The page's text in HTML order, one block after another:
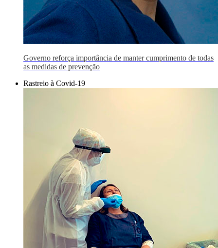
Governo reforça importância de manter cumprimento de todas
as medidas de prevenção
Rastreio à Covid-19